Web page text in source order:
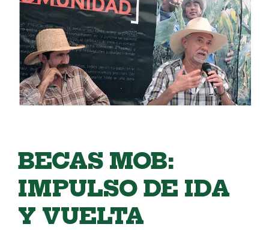
BECAS MOB:
IMPULSO DE IDA
Y VUELTA